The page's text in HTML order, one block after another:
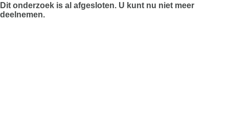
Dit onderzoek is al afgesloten. U kunt nu niet meer
deelnemen.